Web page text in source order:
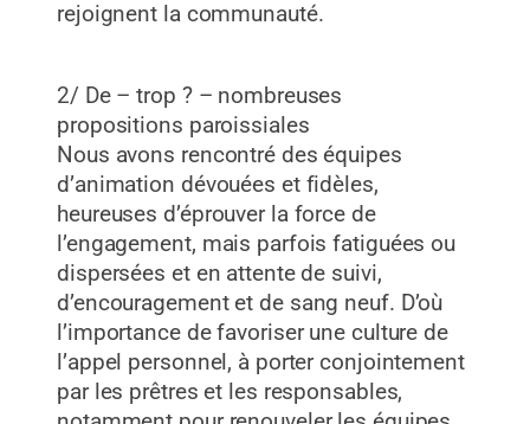
rejoignent la communauté.
2/ De – trop ? – nombreuses
propositions paroissiales
Nous avons rencontré des équipes
d’animation dévouées et fidèles,
heureuses d’éprouver la force de
l’engagement, mais parfois fatiguées ou
dispersées et en attente de suivi,
d’encouragement et de sang neuf. D’où
l’importance de favoriser une culture de
l’appel personnel, à porter conjointement
par les prêtres et les responsables,